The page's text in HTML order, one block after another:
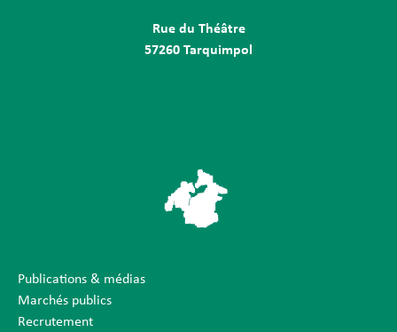
Rue du Théâtre
57260 Tarquimpol
Publications & médias
Marchés publics
Recrutement